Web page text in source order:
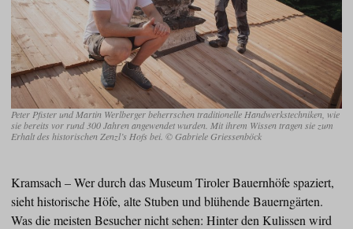
Peter Pfister und Martin Werlberger beherrschen traditionelle Handwerkstechniken, wie
sie bereits vor rund 300 Jahren angewendet wurden. Mit ihrem Wissen tragen sie zum
Erhalt des historischen Zenzl’s Hofs bei. © Gabriele Griessenböck
Kramsach – Wer durch das Museum Tiroler Bauernhöfe spaziert,
sieht historische Höfe, alte Stuben und blühende Bauerngärten.
Was die meisten Besucher nicht sehen: Hinter den Kulissen wird